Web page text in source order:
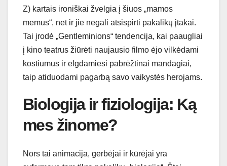
Z) kartais ironiškai žvelgia į šiuos „mamos
memus“, net ir jie negali atsispirti pakalikų įtakai.
Tai įrodė „Gentleminions“ tendencija, kai paaugliai
į kino teatrus žiūrėti naujausio filmo ėjo vilkėdami
kostiumus ir elgdamiesi pabrėžtinai mandagiai,
taip atiduodami pagarbą savo vaikystės herojams.
Biologija ir fiziologija: Ką
mes žinome?
Nors tai animacija, gerbėjai ir kūrėjai yra